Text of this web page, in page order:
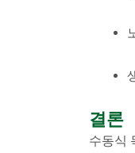
결론
수동식